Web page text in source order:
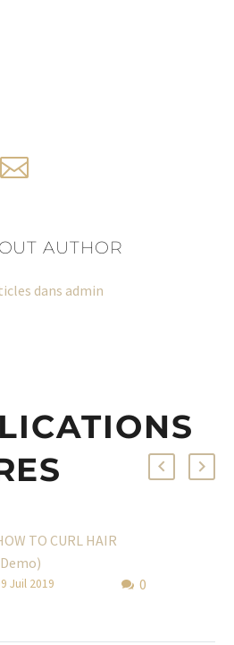
AUTHOR
dans admin
TO CURL HAIR
Ipsum. Proin
0
Juil 2019